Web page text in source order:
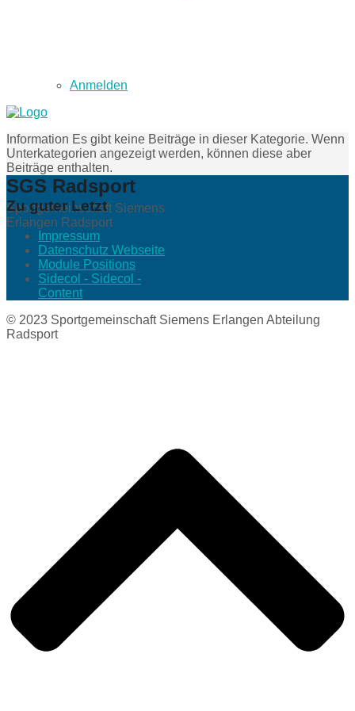
Anmelden
Information Es gibt keine Beiträge in dieser Kategorie. Wenn
Unterkategorien angezeigt werden, können diese aber
Beiträge enthalten.
SGS Radsport
Sportgemeinschaft Siemens
Erlangen Radsport
Zu guter Letzt
Impressum
Datenschutz Webseite
Module Positions
Sidecol - Sidecol -
Content
© 2023 Sportgemeinschaft Siemens Erlangen Abteilung
Radsport